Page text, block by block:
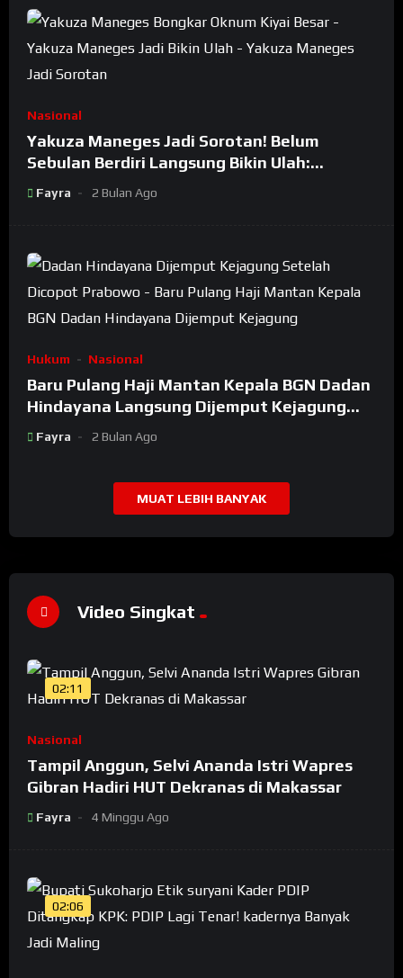
Nasional
Yakuza Maneges Jadi Sorotan! Belum
Sebulan Berdiri Langsung Bikin Ulah:
Bongkar Oknum Kiyai Besar
Fayra 2 Bulan Ago
Hukum Nasional
Baru Pulang Haji Mantan Kepala BGN Dadan
Hindayana Langsung Dijemput Kejagung
Setelah Dicopot Prabowo
Fayra 2 Bulan Ago
MUAT LEBIH BANYAK
Video Singkat
02:11
Nasional
Tampil Anggun, Selvi Ananda Istri Wapres
Gibran Hadiri HUT Dekranas di Makassar
Fayra 4 Minggu Ago
02:06